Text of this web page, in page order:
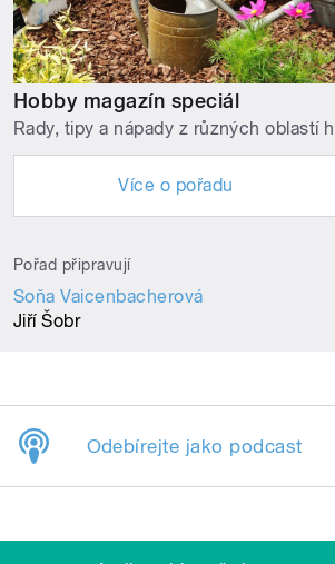
Hobby magazín speciál
Rady, tipy a nápady z různých oblastí
Více o pořadu
Pořad připravují
Soňa Vaicenbacherová
Jiří Šobr
Odebírejte jako podcast